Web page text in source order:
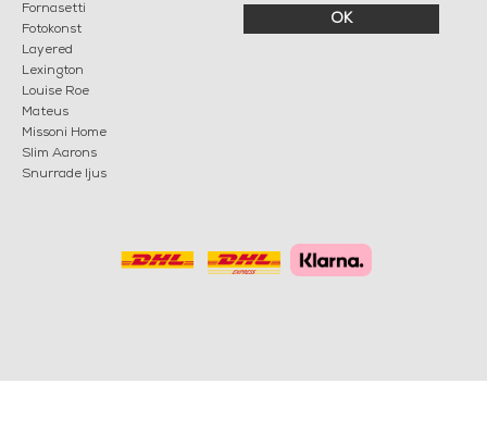
Fornasetti
Fotokonst
Layered
Lexington
Louise Roe
Mateus
Missoni Home
Slim Aarons
Snurrade ljus
OK